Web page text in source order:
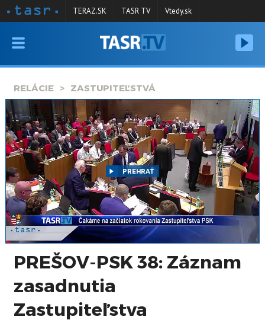
VYSIELANIE
SPRAVODAJSTVO
KONTAKT
ARCHÍV
TERAZ.SK TASR TV Vtedy.sk
RELÁCIE ZASTUPITEĽSTVÁ
PREHRAŤ
PREŠOV-PSK 38: Záznam
zasadnutia
Zastupiteľstva